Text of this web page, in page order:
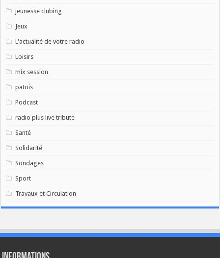
jeunesse clubing
Jeux
L'actualité de votre radio
Loisirs
mix session
patois
Podcast
radio plus live tribute
Santé
Solidarité
Sondages
Sport
Travaux et Circulation